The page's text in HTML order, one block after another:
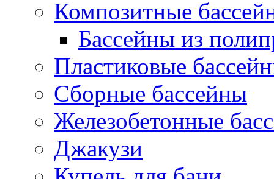
Композитные
Бассейны из
Пластиковые
Сборные бассейны
Железобетонные
Джакузи